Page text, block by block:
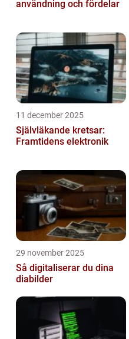
användning och fördelar
11 december 2025
Självläkande kretsar:
Framtidens elektronik
29 november 2025
Så digitaliserar du dina
diabilder